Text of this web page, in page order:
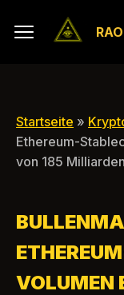
Startseite »
Ethereum-
von 185
VOLUMEN